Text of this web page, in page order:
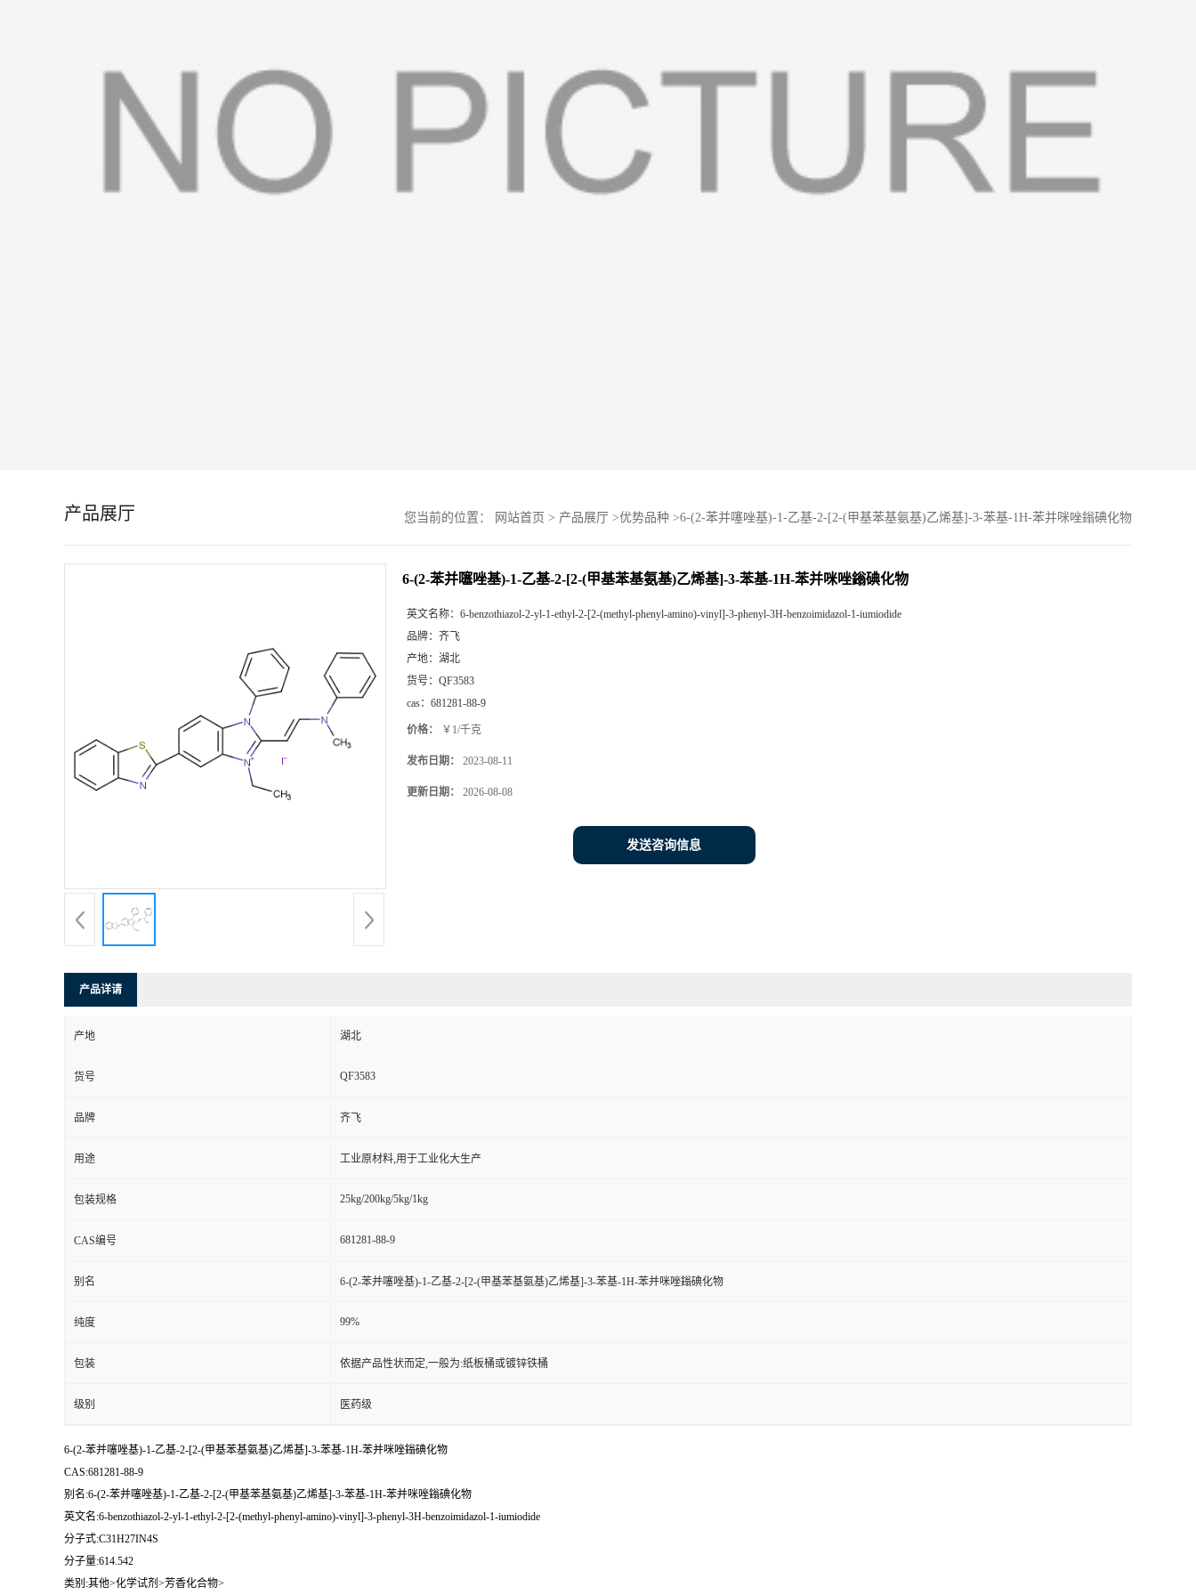
产品展厅 您当前的位置： 网站首页 > 产品展厅 >优势品种 >6-(2-苯并噻唑基)-1-乙基-2-[2-(甲基苯基氨基)乙烯基]-3-苯基-1H-苯并咪唑鎓碘化物
6-(2-苯并噻唑基)-1-乙基-2-[2-(甲基苯基氨基)乙烯基]-3-苯基-1H-苯并咪唑鎓碘化物
英文名称： 6-benzothiazol-2-yl-1-ethyl-2-[2-(methyl-phenyl-amino)-vinyl]-3-phenyl-3H-benzoimidazol-1-iumiodide
品牌： 齐飞
产地： 湖北
货号： QF3583
cas： 681281-88-9
价格： ￥1/千克
发布日期： 2023-08-11
更新日期： 2026-08-08
发送咨询信息
产品详请
产地 湖北
货号 QF3583
品牌 齐飞
用途 工业原材料,用于工业化大生产
包装规格 25kg/200kg/5kg/1kg
CAS编号 681281-88-9
别名 6-(2-苯并噻唑基)-1-乙基-2-[2-(甲基苯基氨基)乙烯基]-3-苯基-1H-苯并咪唑鎓碘化物
纯度 99%
包装 依据产品性状而定,一般为:纸板桶或镀锌铁桶
级别 医药级
6-(2-苯并噻唑基)-1-乙基-2-[2-(甲基苯基氨基)乙烯基]-3-苯基-1H-苯并咪唑鎓碘化物
CAS:681281-88-9
别名:6-(2-苯并噻唑基)-1-乙基-2-[2-(甲基苯基氨基)乙烯基]-3-苯基-1H-苯并咪唑鎓碘化物
英文名:6-benzothiazol-2-yl-1-ethyl-2-[2-(methyl-phenyl-amino)-vinyl]-3-phenyl-3H-benzoimidazol-1-iumiodide
分子式:C31H27IN4S
分子量:614.542
类别:其他>化学试剂>芳香化合物>